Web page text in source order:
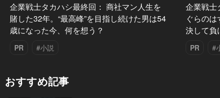
企業戦士タカハシ最終回： 商社マン人生を
賭した32年。“最高峰”を目指し続けた男は54
歳になった今、何を想う？
PR #小説
企業戦士
ぐらの
決して負
PR #
おすすめ記事